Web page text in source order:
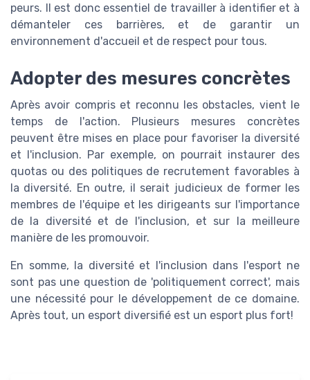
peurs. Il est donc essentiel de travailler à identifier et à
démanteler ces barrières, et de garantir un
environnement d'accueil et de respect pour tous.
Adopter des mesures concrètes
Après avoir compris et reconnu les obstacles, vient le
temps de l'action. Plusieurs mesures concrètes
peuvent être mises en place pour favoriser la diversité
et l'inclusion. Par exemple, on pourrait instaurer des
quotas ou des politiques de recrutement favorables à
la diversité. En outre, il serait judicieux de former les
membres de l'équipe et les dirigeants sur l'importance
de la diversité et de l'inclusion, et sur la meilleure
manière de les promouvoir.
En somme, la diversité et l'inclusion dans l'esport ne
sont pas une question de 'politiquement correct', mais
une nécessité pour le développement de ce domaine.
Après tout, un esport diversifié est un esport plus fort!